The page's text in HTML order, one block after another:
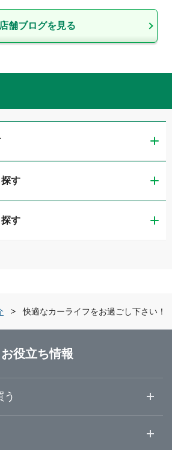
店舗ブログを見る
秋田広面店
茨島店
所野店
す
す
快適なカーライフをお過ごし下さい！
お役立ち情報
う
索